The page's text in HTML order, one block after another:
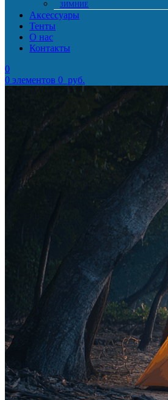
ЗИМНИЕ
Аксессуары
Тенты
О нас
Контакты
0
0 элементов 0 руб.